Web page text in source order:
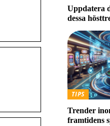
Uppdatera
dessa
TIPS
Trender
framtidens